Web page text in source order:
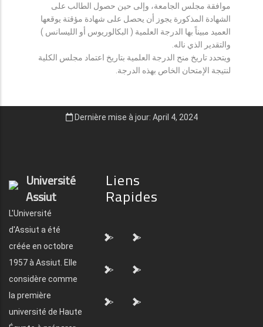
موافقة مجلس الجامعة، وإلى حين حصول الطالب على
الشهادة المذكورة يجوز أن يحصل على شهادة مؤقتة يوقعها
العميد مبيناً بها الدرجة العلمية ( البكالوريوس أو الليسانس )
والتقدير الذي ناله.
ويتحدد تاريخ منح الدرجة العلمية بتاريخ اعتماد مجلس الكلية
لنتيجة الإمتحان الخاص بهذه الدرجة.
Dernière mise à jour: April 4, 2024
Université
Assiut
L'Université
d'Assiut a été
créée en octobre
1957 à Assiut. Elle
considère comme
la première
université de Haute
Liens
Rapides
"> ">
"> ">
"> ">